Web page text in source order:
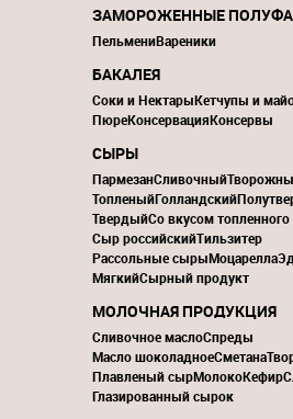
ЗАМОРОЖЕННЫЕ
ПельмениВареники
БАКАЛЕЯ
Соки и НектарыКетчупы и
ПюреКонсервацияКонсервы
СЫРЫ
ПармезанСливочный
ТопленыйГолландский
ТвердыйСо вкусом
Сыр российскийТильзитер
Рассольные сырыМоцарелла
МягкийСырный продукт
МОЛОЧНАЯ ПРОДУКЦИЯ
Сливочное маслоСпреды
Масло шоколадноеСметана
Плавленый сырМолокоКефир
Глазированный сырок